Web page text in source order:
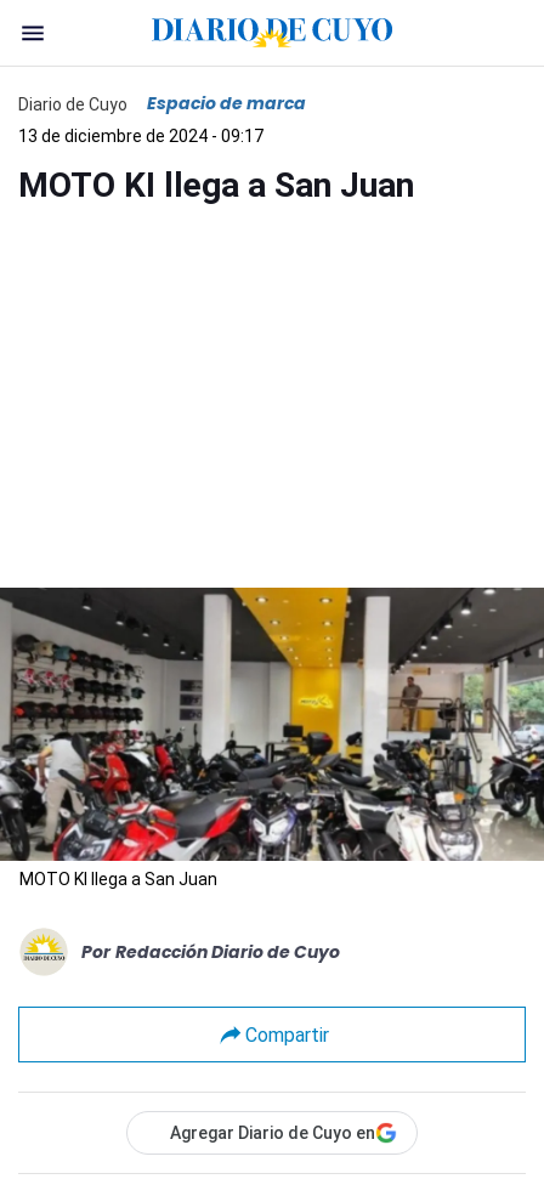
Diario de Cuyo Espacio de marca
13 de diciembre de 2024 - 09:17
MOTO KI llega a San Juan
MOTO KI llega a San Juan
Por Redacción Diario de Cuyo
Compartir
Agregar Diario de Cuyo en